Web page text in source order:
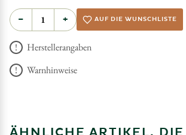
− + AUF DIE WUNSCHLISTE
Herstellerangaben
Warnhinweise